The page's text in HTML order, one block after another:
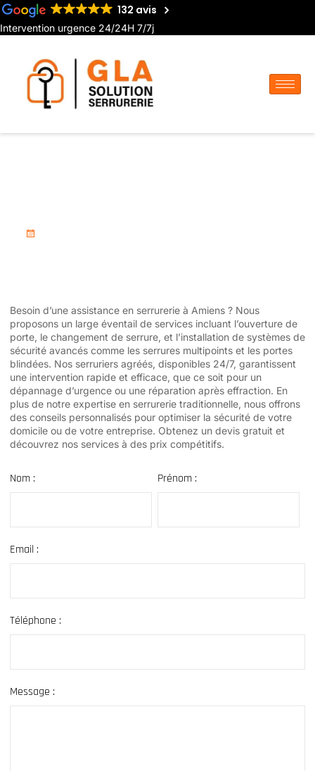
132 avis
Intervention urgence 24/24H 7/7j
Besoin d’une assistance en serrurerie à Amiens ? Nous
proposons un large éventail de services incluant l’ouverture de
porte, le changement de serrure, et l’installation de systèmes de
sécurité avancés comme les serrures multipoints et les portes
blindées. Nos serruriers agréés, disponibles 24/7, garantissent
une intervention rapide et efficace, que ce soit pour un
dépannage d’urgence ou une réparation après effraction. En
plus de notre expertise en serrurerie traditionnelle, nous offrons
des conseils personnalisés pour optimiser la sécurité de votre
domicile ou de votre entreprise. Obtenez un devis gratuit et
découvrez nos services à des prix compétitifs.
Nom : Prénom :
Email :
Téléphone :
Message :